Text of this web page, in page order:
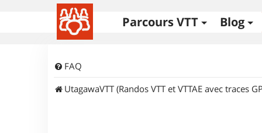
Parcours VTT Blog
FAQ
UtagawaVTT (Randos VTT et VTTAE avec traces